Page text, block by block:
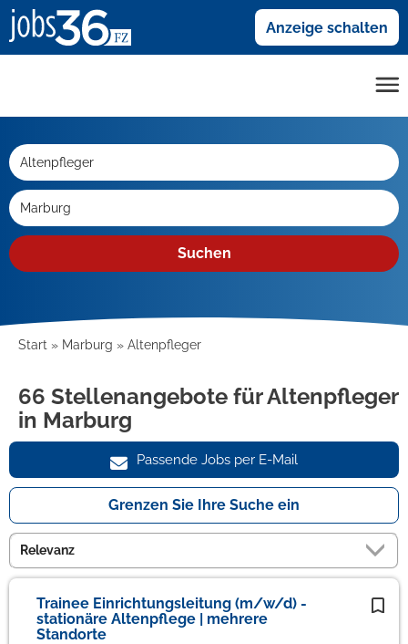
Anzeige schalten
Suchen
Start Marburg Altenpfleger
66 Stellenangebote für Altenpfleger
in Marburg
Passende Jobs per E-Mail
Grenzen Sie Ihre Suche ein
Trainee Einrichtungsleitung (m/w/d) -
stationäre Altenpflege | mehrere
Standorte